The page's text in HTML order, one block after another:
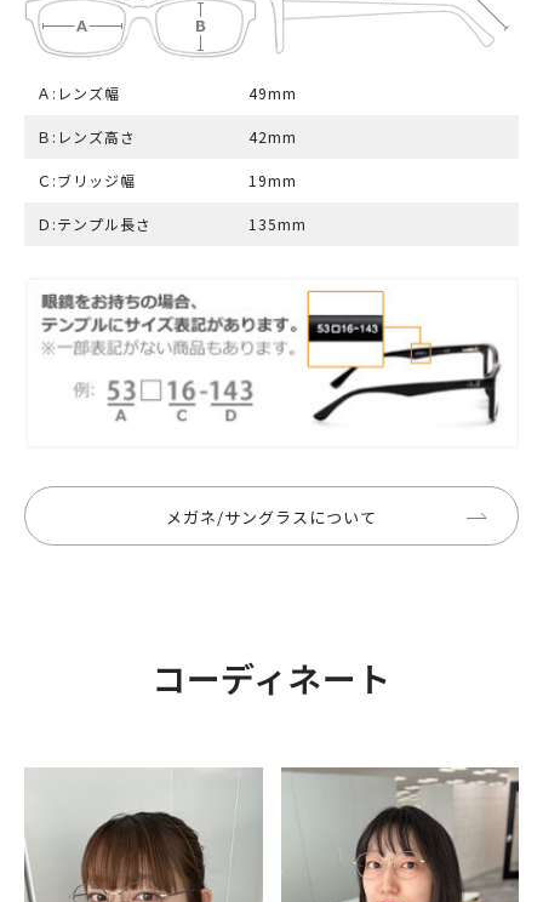
Ａ:レンズ幅 49mm
Ｂ:レンズ高さ 42mm
Ｃ:ブリッジ幅 19mm
Ｄ:テンプル長さ 135mm
メガネ/サングラスについて
コーディネート